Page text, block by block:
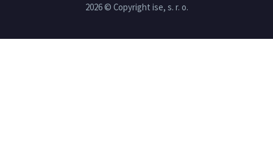
2026 © Copyright ise, s. r. o.